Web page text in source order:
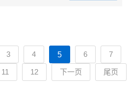
3 4 5 6 7
11 12 下一页 尾页